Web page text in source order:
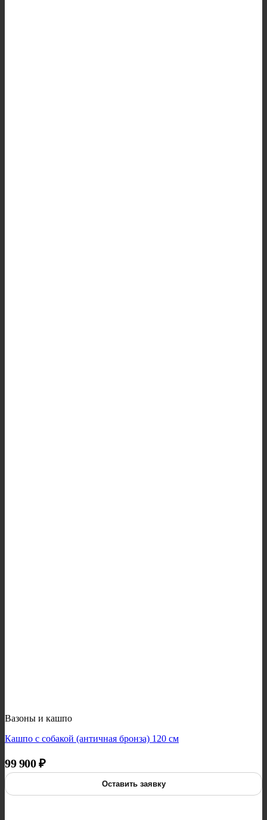
Вазоны и кашпо
Кашпо с собакой (античная бронза) 120 см
99 900₽
Оставить заявку